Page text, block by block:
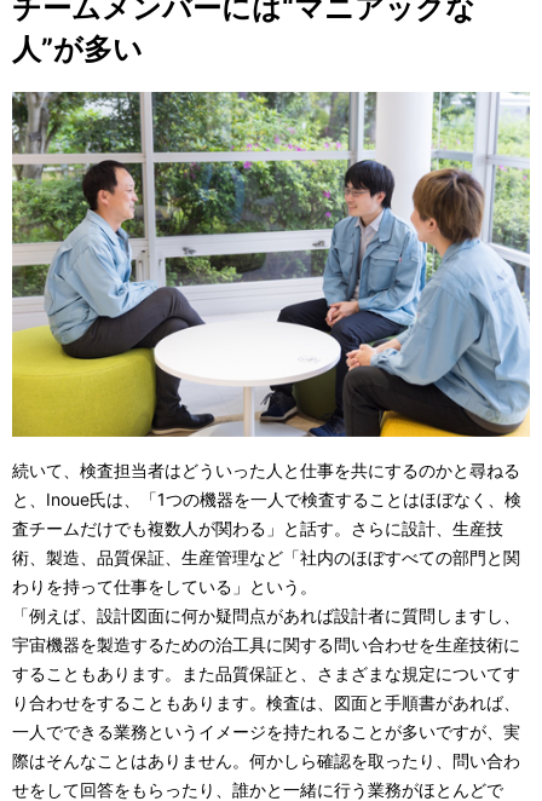
チームメンバーには“マニアックな
人”が多い
続いて、検査担当者はどういった人と仕事を共にするのかと尋ねる
と、Inoue氏は、「1つの機器を一人で検査することはほぼなく、検
査チームだけでも複数人が関わる」と話す。さらに設計、生産技
術、製造、品質保証、生産管理など「社内のほぼすべての部門と関
わりを持って仕事をしている」という。
「例えば、設計図面に何か疑問点があれば設計者に質問しますし、
宇宙機器を製造するための治工具に関する問い合わせを生産技術に
することもあります。また品質保証と、さまざまな規定についてす
り合わせをすることもあります。検査は、図面と手順書があれば、
一人でできる業務というイメージを持たれることが多いですが、実
際はそんなことはありません。何かしら確認を取ったり、問い合わ
せをして回答をもらったり、誰かと一緒に行う業務がほとんどで